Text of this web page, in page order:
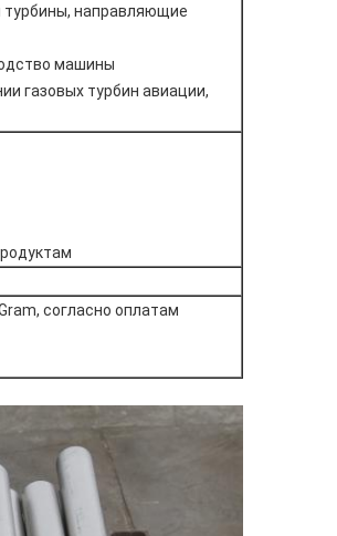
турбины, направляющие
машины
газовых турбин авиации,
согласно оплатам